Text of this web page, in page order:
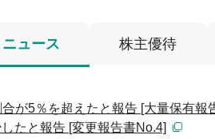
ニュース 株主優待
が5％を超えたと報告 [大量保有報
たと報告 [変更報告書No.4]